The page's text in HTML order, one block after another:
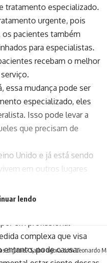
tratamento especializado.
urgente, pois
pacientes também
para especialistas.
recebam o melhor
essa mudança pode ser
especializado, eles
Isso pode levar a
que precisam de
Unido e já está sendo
em outros lugares
com antecedência para
complexa que visa
pode causar
lendo
digitais? Saiba agora com Leonardo